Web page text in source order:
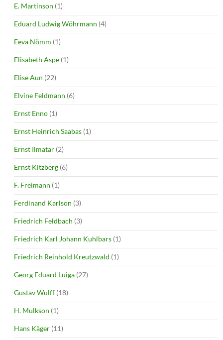
E. Martinson (1)
Eduard Ludwig Wöhrmann (4)
Eeva Nõmm (1)
Elisabeth Aspe (1)
Elise Aun (22)
Elvine Feldmann (6)
Ernst Enno (1)
Ernst Heinrich Saabas (1)
Ernst Ilmatar (2)
Ernst Kitzberg (6)
F. Freimann (1)
Ferdinand Karlson (3)
Friedrich Feldbach (3)
Friedrich Karl Johann Kuhlbars (1)
Friedrich Reinhold Kreutzwald (1)
Georg Eduard Luiga (27)
Gustav Wulff (18)
H. Mulkson (1)
Hans Käger (11)